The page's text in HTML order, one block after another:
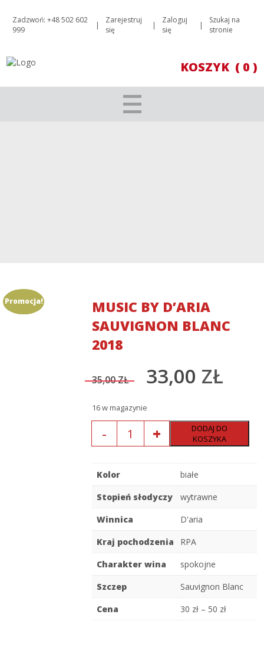
Zadzwoń: +48 502 602
999
|
Zarejestruj
się
|
Zaloguj
się
|
Szukaj na
stronie
KOSZYK ( 0 )
Promocja!
MUSIC BY D’ARIA
SAUVIGNON BLANC
2018
35,00ZŁ
Original
price
was:
35,00 zł.
33,00 ZŁ
Current
price
is:
33,00 zł.
16 w magazynie
DODAJ DO
KOSZYKA
Kolor
białe
Stopień słodyczy
wytrawne
Winnica
D'aria
Kraj pochodzenia
RPA
Charakter wina
spokojne
Szczep
Sauvignon Blanc
Cena
30 zł – 50 zł